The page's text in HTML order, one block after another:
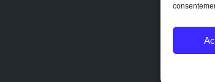
DE LA FORMATION LA CONSERVATION
Cette présente constitue le compte rendu